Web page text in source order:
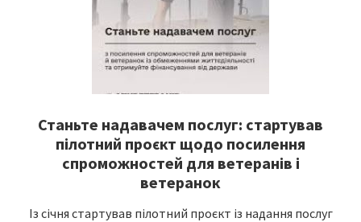
Станьте надавачем послуг: стартував
пілотний проєкт щодо посилення
спроможностей для ветеранів і
ветеранок
Із січня стартував пілотний проєкт із надання послуг